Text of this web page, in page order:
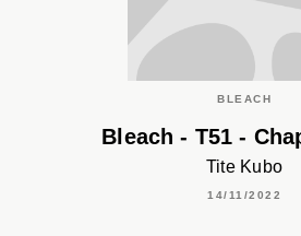
BLEACH
Bleach - T51 -
Tite Kubo
14/11/2022